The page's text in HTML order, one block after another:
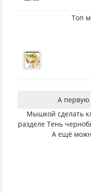
Топ
А первую
Мышкой сделать
разделе Тень
А ещё